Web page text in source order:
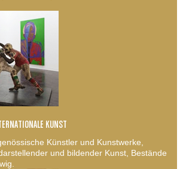
KUNST
Künstler und Kunstwerke,
und bildender Kunst, Bestände